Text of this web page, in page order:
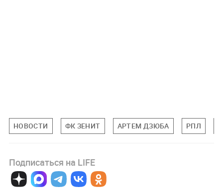
НОВОСТИ ФК ЗЕНИТ АРТЕМ ДЗЮБА РПЛ
Подписаться на LIFE